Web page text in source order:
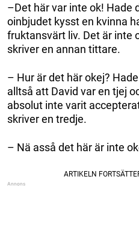
–Det här var inte ok! Hade
oinbjudet kysst en kvinna
fruktansvärt liv. Det är inte
skriver en annan tittare.
– Hur är det här okej?
alltså att David var en tjej
absolut inte varit
skriver en tredje.
– Nä asså det här är inte